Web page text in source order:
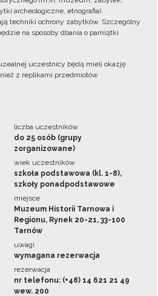
archeologiczne, etnografia).
techniki ochrony zabytków. Szczególny
na sposoby dbania o pamiątki
uczestnicy będą mieli okazję
z replikami przedmiotów
liczba uczestników
do 25 osób (grupy
zorganizowane)
wiek uczestników
szkoła podstawowa (kl. 1-8),
szkoły ponadpodstawowe
miejsce
Muzeum Historii Tarnowa i
Regionu, Rynek 20-21, 33-100
Tarnów
uwagi
wymagana rezerwacja
rezerwacja
nr telefonu: (+48) 14 621 21 49
wew. 200